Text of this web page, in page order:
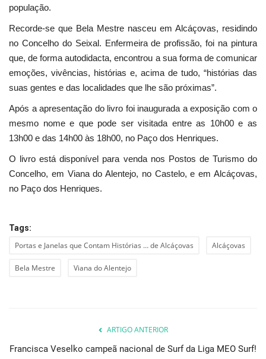
população.
Recorde-se que Bela Mestre nasceu em Alcáçovas, residindo
no Concelho do Seixal. Enfermeira de profissão, foi na pintura
que, de forma autodidacta, encontrou a sua forma de comunicar
emoções, vivências, histórias e, acima de tudo, “histórias das
suas gentes e das localidades que lhe são próximas”.
Após a apresentação do livro foi inaugurada a exposição com o
mesmo nome e que pode ser visitada entre as 10h00 e as
13h00 e das 14h00 às 18h00, no Paço dos Henriques.
O livro está disponível para venda nos Postos de Turismo do
Concelho, em Viana do Alentejo, no Castelo, e em Alcáçovas,
no Paço dos Henriques.
Tags:
Portas e Janelas que Contam Histórias … de Alcáçovas Alcáçovas
Bela Mestre Viana do Alentejo
ARTIGO ANTERIOR
Francisca Veselko campeã nacional de Surf da Liga MEO Surf!